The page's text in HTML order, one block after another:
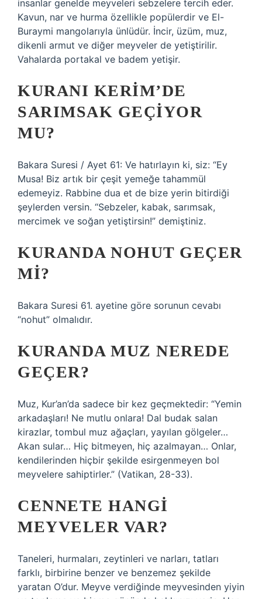
insanlar genelde meyveleri sebzelere tercih eder.
Kavun, nar ve hurma özellikle popülerdir ve El-
Buraymi mangolarıyla ünlüdür. İncir, üzüm, muz,
dikenli armut ve diğer meyveler de yetiştirilir.
Vahalarda portakal ve badem yetişir.
KURANI KERIM’DE
SARIMSAK GEÇIYOR
MU?
Bakara Suresi / Ayet 61: Ve hatırlayın ki, siz: “Ey
Musa! Biz artık bir çeşit yemeğe tahammül
edemeyiz. Rabbine dua et de bize yerin bitirdiği
şeylerden versin. “Sebzeler, kabak, sarımsak,
mercimek ve soğan yetiştirsin!” demiştiniz.
KURANDA NOHUT GEÇER
MI?
Bakara Suresi 61. ayetine göre sorunun cevabı
“nohut” olmalıdır.
KURANDA MUZ NEREDE
GEÇER?
Muz, Kur’an’da sadece bir kez geçmektedir: “Yemin
arkadaşları! Ne mutlu onlara! Dal budak salan
kirazlar, tombul muz ağaçları, yayılan gölgeler…
Akan sular… Hiç bitmeyen, hiç azalmayan… Onlar,
kendilerinden hiçbir şekilde esirgenmeyen bol
meyvelere sahiptirler.” (Vatikan, 28-33).
CENNETE HANGI
MEYVELER VAR?
Taneleri, hurmaları, zeytinleri ve narları, tatları
farklı, birbirine benzer ve benzemez şekilde
yaratan O’dur. Meyve verdiğinde meyvesinden yiyin